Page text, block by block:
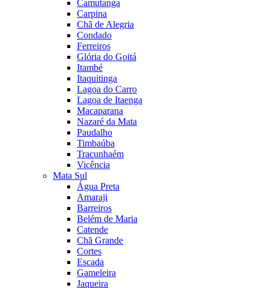
Camutanga
Carpina
Chã de Alegria
Condado
Ferreiros
Glória do Goitá
Itambé
Itaquitinga
Lagoa do Carro
Lagoa de Itaenga
Macaparana
Nazaré da Mata
Paudalho
Timbaúba
Tracunhaém
Vicência
Mata Sul
Água Preta
Amaraji
Barreiros
Belém de Maria
Catende
Chã Grande
Cortes
Escada
Gameleira
Jaqueira